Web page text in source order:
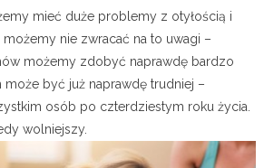
mieć duże problemy z otyłością i
nie zwracać na to uwagi –
możemy zdobyć naprawdę bardzo
być już naprawdę trudniej –
osób po czterdziestym roku życia.
wolniejszy.